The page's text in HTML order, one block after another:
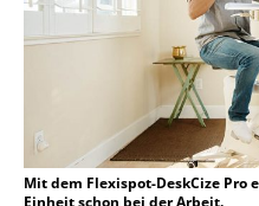
Mit dem Flexispot-DeskCize
Einheit schon bei der Arbeit.